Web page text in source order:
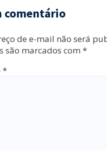
comentário
de e-mail não será
são marcados com *
*